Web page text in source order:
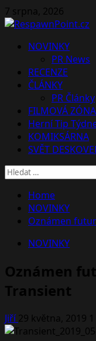
Skip
to
7 srpna, 2026
PrimaryNOVINKY
PR News
RECENZE
ČLÁNKY
PR Články
FILMOVÁ ZÓNA
Herní Tip
KOMIKSÁRNA
SVĚT
Vyhledávání
Home
NOVINKY
Oznámen
NOVINKY
Oznámen
Transient
Jiří29 května, 2019